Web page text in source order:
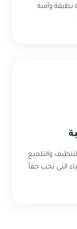
وآمنة
والتلميع
التي تحب حقاً